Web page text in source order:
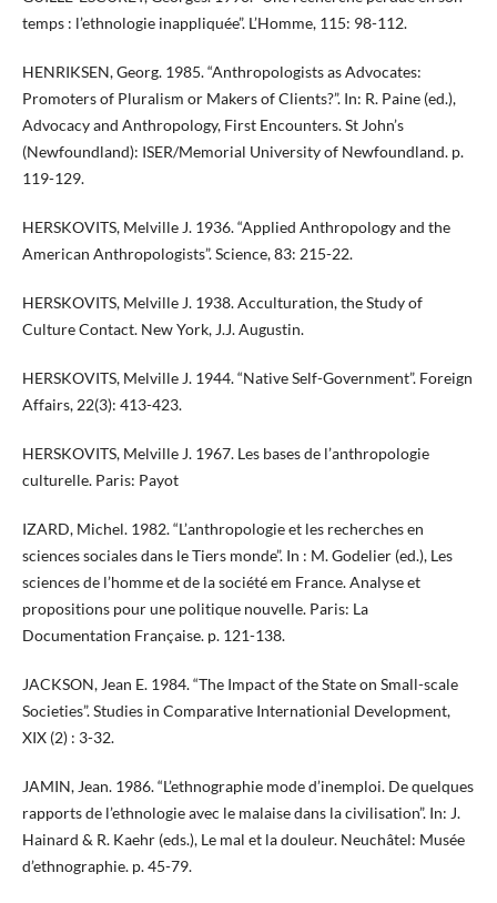
temps : l’ethnologie inappliquée”. L’Homme, 115: 98-112.
HENRIKSEN, Georg. 1985. “Anthropologists as Advocates:
Promoters of Pluralism or Makers of Clients?”. In: R. Paine (ed.),
Advocacy and Anthropology, First Encounters. St John’s
(Newfoundland): ISER/Memorial University of Newfoundland. p.
119-129.
HERSKOVITS, Melville J. 1936. “Applied Anthropology and the
American Anthropologists”. Science, 83: 215-22.
HERSKOVITS, Melville J. 1938. Acculturation, the Study of
Culture Contact. New York, J.J. Augustin.
HERSKOVITS, Melville J. 1944. “Native Self-Government”. Foreign
Affairs, 22(3): 413-423.
HERSKOVITS, Melville J. 1967. Les bases de l’anthropologie
culturelle. Paris: Payot
IZARD, Michel. 1982. “L’anthropologie et les recherches en
sciences sociales dans le Tiers monde”. In : M. Godelier (ed.), Les
sciences de l’homme et de la société em France. Analyse et
propositions pour une politique nouvelle. Paris: La
Documentation Française. p. 121-138.
JACKSON, Jean E. 1984. “The Impact of the State on Small-scale
Societies”. Studies in Comparative Internationial Development,
XIX (2) : 3-32.
JAMIN, Jean. 1986. “L’ethnographie mode d’inemploi. De quelques
rapports de l’ethnologie avec le malaise dans la civilisation”. In: J.
Hainard & R. Kaehr (eds.), Le mal et la douleur. Neuchâtel: Musée
d’ethnographie. p. 45-79.